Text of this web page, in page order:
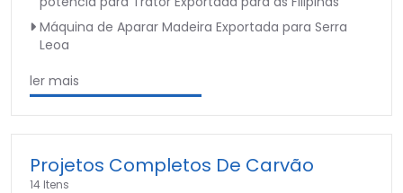
Máquina de Aparar Madeira Exportada para Serra
Leoa
ler mais
Projetos Completos De Carvão
14 Itens